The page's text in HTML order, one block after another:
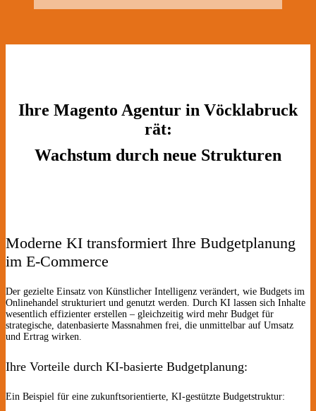
Ihre Magento Agentur in Vöcklabruck
rät:
Wachstum durch neue Strukturen
Moderne KI transformiert Ihre Budgetplanung
im E-Commerce
Der gezielte Einsatz von Künstlicher Intelligenz verändert, wie Budgets im
Onlinehandel strukturiert und genutzt werden. Durch KI lassen sich Inhalte
wesentlich effizienter erstellen – gleichzeitig wird mehr Budget für
strategische, datenbasierte Massnahmen frei, die unmittelbar auf Umsatz
und Ertrag wirken.
Ihre Vorteile durch KI-basierte Budgetplanung:
Ein Beispiel für eine zukunftsorientierte, KI-gestützte Budgetstruktur: